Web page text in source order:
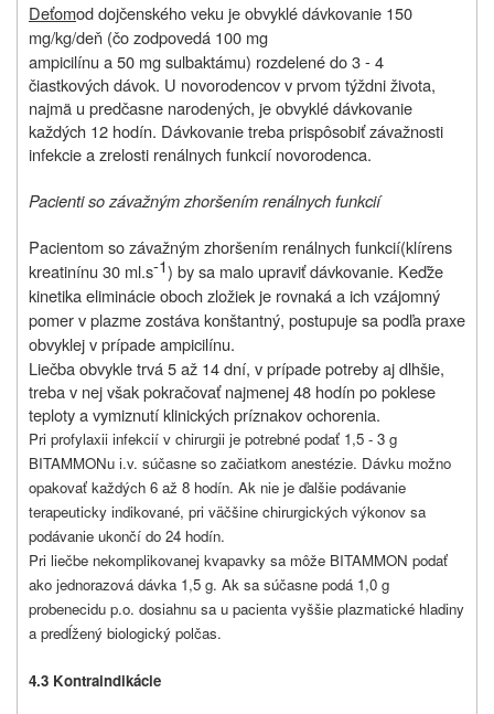
Deťomod dojčenského veku je obvyklé dávkovanie 150
mg/kg/deň (čo zodpovedá 100 mg
ampicilínu a 50 mg sulbaktámu) rozdelené do 3 - 4
čiastkových dávok. U novorodencov v prvom týždni života,
najmä u predčasne narodených, je obvyklé dávkovanie
každých 12 hodín. Dávkovanie treba prispôsobiť závažnosti
infekcie a zrelosti renálnych funkcií novorodenca.
Pacienti so závažným zhoršením renálnych funkcií
Pacientom so závažným zhoršením renálnych funkcií(klírens
kreatinínu 30 ml.s-1) by sa malo upraviť dávkovanie. Keďže
kinetika eliminácie oboch zložiek je rovnaká a ich vzájomný
pomer v plazme zostáva konštantný, postupuje sa podľa praxe
obvyklej v prípade ampicilínu.
Liečba obvykle trvá 5 až 14 dní, v prípade potreby aj dlhšie,
treba v nej však pokračovať najmenej 48 hodín po poklese
teploty a vymiznutí klinických príznakov ochorenia.
Pri profylaxii infekcií v chirurgii je potrebné podať 1,5 - 3 g
BITAMMONu i.v. súčasne so začiatkom anestézie. Dávku možno
opakovať každých 6 až 8 hodín. Ak nie je ďalšie podávanie
terapeuticky indikované, pri väčšine chirurgických výkonov sa
podávanie ukončí do 24 hodín.
Pri liečbe nekomplikovanej kvapavky sa môže BITAMMON podať
ako jednorazová dávka 1,5 g. Ak sa súčasne podá 1,0 g
probenecidu p.o. dosiahnu sa u pacienta vyššie plazmatické hladiny
a predĺžený biologický polčas.
4.3 Kontraindikácie